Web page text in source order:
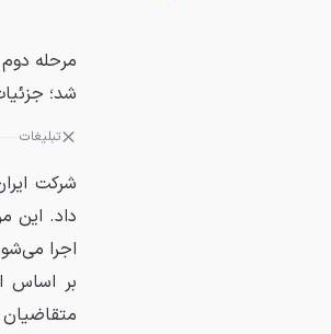
مرحله
شد؛
تبلیغات
شرکت
داد. این
اجرا
بر اساس
متقاضیان